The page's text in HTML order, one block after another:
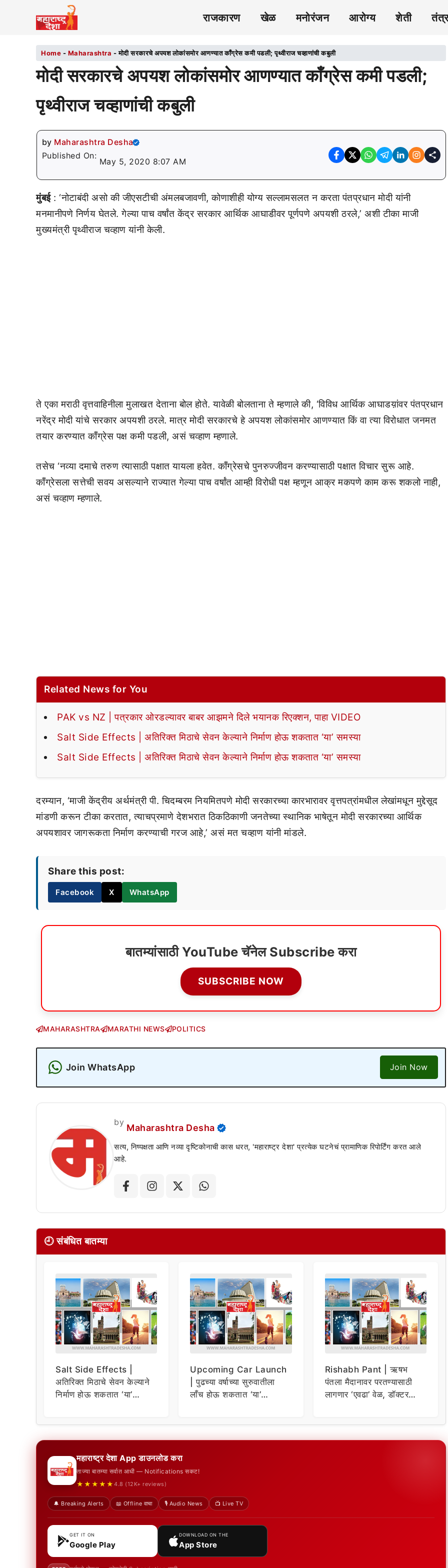
राजकारण खेळ मनोरंजन आरोग्य शेती
Home - Maharashtra -मोदी सरकारचे अपयश लोकांसमोर आणण्यात काँग्रेस कमी पडली; पृथ्वीराज चव्हाणांची कबुली
मोदी सरकारचे अपयश लोकांसमोर आणण्यात काँग्रेस कमी पडली;
पृथ्वीराज चव्हाणांची कबुली
by Maharashtra Desha
Published On:
May 5, 2020 8:07 AM
मुंबई: ‘नोटाबंदी असो की जीएसटीची अंमलबजावणी, कोणाशीही योग्य सल्लामसलत न करता पंतप्रधान मोदी यांनी
मनमानीपणे निर्णय घेतले. गेल्या पाच वर्षांत केंद्र सरकार आर्थिक आघाडीवर पूर्णपणे अपयशी ठरले,’ अशी टीका माजी
मुख्यमंत्री पृथ्वीराज चव्हाण यांनी केली.
ते एका मराठी वृत्तवाहिनीला मुलाखत देताना बोल होते. यावेळी बोलताना ते म्हणाले की, ‘विविध आर्थिक आघाडय़ांवर पंतप्रधान
नरेंद्र मोदी यांचे सरकार अपयशी ठरले. मात्र मोदी सरकारचे हे अपयश लोकांसमोर आणण्यात किं वा त्या विरोधात जनमत
तयार करण्यात काँग्रेस पक्ष कमी पडली, असं चव्हाण म्हणाले.
तसेच ‘नव्या दमाचे तरुण त्यासाठी पक्षात यायला हवेत. काँग्रेसचे पुनरुज्जीवन करण्यासाठी पक्षात विचार सुरू आहे.
काँग्रेसला सत्तेची सवय असल्याने राज्यात गेल्या पाच वर्षांत आम्ही विरोधी पक्ष म्हणून आक्र मकपणे काम करू शकलो नाही,
असं चव्हाण म्हणाले.
Related News for You
PAK vs NZ | पत्रकार ओरडल्यावर बाबर आझमने दिले भयानक रिएक्शन, पाहा VIDEO
Salt Side Effects | अतिरिक्त मिठाचे सेवन केल्याने निर्माण होऊ शकतात ‘या’ समस्या
Salt Side Effects | अतिरिक्त मिठाचे सेवन केल्याने निर्माण होऊ शकतात ‘या’ समस्या
दरम्यान, ‘माजी केंद्रीय अर्थमंत्री पी. चिदम्बरम नियमितपणे मोदी सरकारच्या कारभारावर वृत्तपत्रांमधील लेखांमधून मुद्देसूद
मांडणी करून टीका करतात, त्याचप्रमाणे देशभरात ठिकठिकाणी जनतेच्या स्थानिक भाषेतून मोदी सरकारच्या आर्थिक
अपयशावर जागरूकता निर्माण करण्याची गरज आहे,’ असं मत चव्हाण यांनी मांडले.
Share this post:
Facebook X WhatsApp
बातम्यांसाठी YouTube चॅनेल Subscribe करा
SUBSCRIBE NOW
MAHARASHTRA MARATHI NEWS POLITICS
Join WhatsApp Join Now
by
Maharashtra Desha
सत्य, निष्पक्षता आणि नव्या दृष्टिकोनाची कास धरत, 'महाराष्ट्र देशा' प्रत्येक घटनेचं प्रामाणिक रिपोर्टिंग करत आले
आहे.
🕘 संबंधित बातम्या
Salt Side Effects |
अतिरिक्त मिठाचे सेवन केल्याने
निर्माण होऊ शकतात ‘या’
Upcoming Car Launch
| पुढच्या वर्षाच्या सुरुवातीला
लाँच होऊ शकतात ‘या’
Rishabh Pant | ऋषभ
पंतला मैदानावर परतण्यासाठी
लागणार ‘एवढा’ वेळ, डॉक्टर
महाराष्ट्र देशा App डाउनलोड करा
ताज्या बातम्या सर्वात आधी — Notifications सकट!
★★★★★ 4.8 (12K+ reviews)
🔔 Breaking Alerts 📖 Offline वाचा 🎙️ Audio News 📺 Live TV
GET IT ON
Google Play
DOWNLOAD ON THE
App Store